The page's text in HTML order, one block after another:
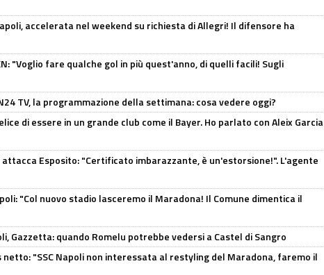
accelerata nel weekend su richiesta di Allegri! Il difensore ha
"Voglio fare qualche gol in più quest'anno, di quelli facili! Sugli
TV, la programmazione della settimana: cosa vedere oggi?
di essere in un grande club come il Bayer. Ho parlato con Aleix Garcia
attacca Esposito: "Certificato imbarazzante, è un'estorsione!". L'agente
"Col nuovo stadio lasceremo il Maradona! Il Comune dimentica il
Gazzetta: quando Romelu potrebbe vedersi a Castel di Sangro
netto: "SSC Napoli non interessata al restyling del Maradona, faremo il